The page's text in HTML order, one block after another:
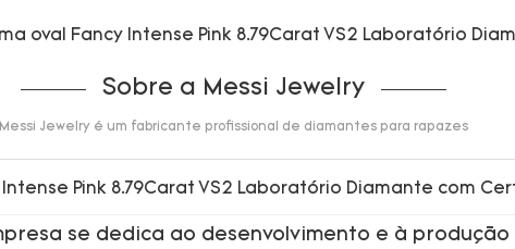
Sobre a Messi Jewelry
Messi Jewelry é um fabricante profissional de diamantes para rapazes
se dedica ao desenvolvimento e à